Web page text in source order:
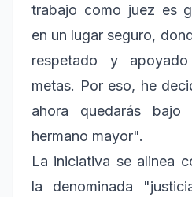
trabajo como juez es
en un lugar seguro,
respetado y
metas. Por eso, he
ahora quedarás
hermano mayor".
La iniciativa se alinea
la denominada